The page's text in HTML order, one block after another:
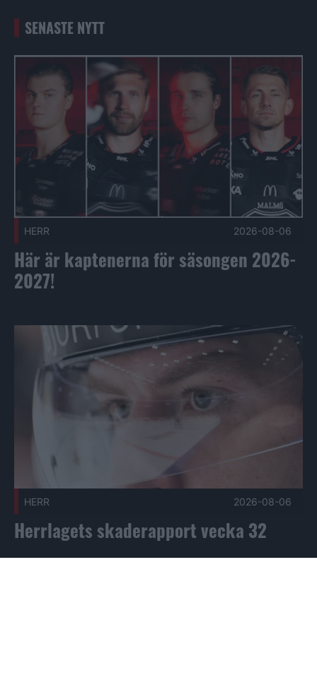
SENASTE NYTT
Här är kaptenerna för säsongen 2026-2027! Publicerad
HERR 2026-08-06
Här är kaptenerna för säsongen 2026-
2027!
Herrlagets skaderapport vecka 32 Publicerad 2026-08-06
HERR 2026-08-06
Herrlagets skaderapport vecka 32